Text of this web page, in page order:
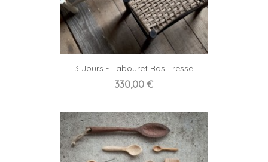
3 Jours - Tabouret Bas Tressé
Prix
330,00 €